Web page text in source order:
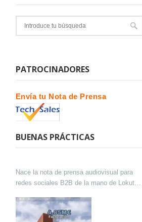
PATROCINADORES
Envía tu Nota de Prensa
BUENAS PRÁCTICAS
Nace la nota de prensa audiovisual para
redes sociales B2B de la mano de Lokutor